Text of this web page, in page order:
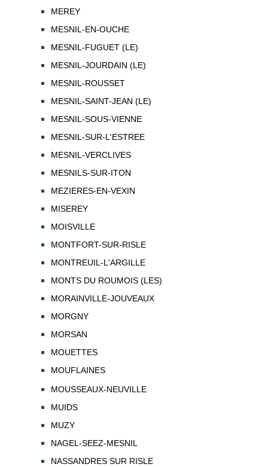
MEREY
MESNIL-EN-OUCHE
MESNIL-FUGUET (LE)
MESNIL-JOURDAIN (LE)
MESNIL-ROUSSET
MESNIL-SAINT-JEAN (LE)
MESNIL-SOUS-VIENNE
MESNIL-SUR-L'ESTREE
MESNIL-VERCLIVES
MESNILS-SUR-ITON
MEZIERES-EN-VEXIN
MISEREY
MOISVILLE
MONTFORT-SUR-RISLE
MONTREUIL-L'ARGILLE
MONTS DU ROUMOIS (LES)
MORAINVILLE-JOUVEAUX
MORGNY
MORSAN
MOUETTES
MOUFLAINES
MOUSSEAUX-NEUVILLE
MUIDS
MUZY
NAGEL-SEEZ-MESNIL
NASSANDRES SUR RISLE